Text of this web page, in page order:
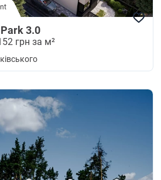
3.0
грн за м²